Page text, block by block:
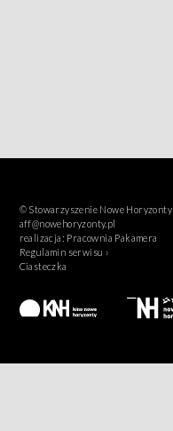
© Stowarzyszenie Nowe Horyzonty
aff@nowehoryzonty.pl
realizacja: Pracownia Pakamera
Regulamin serwisu ›
Ciasteczka